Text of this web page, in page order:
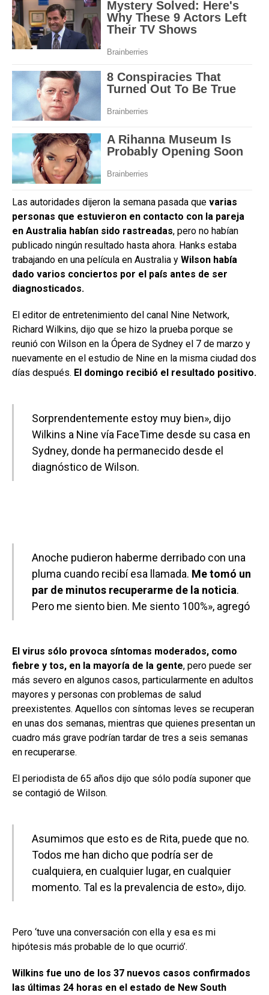
Las autoridades dijeron la semana pasada que varias
personas que estuvieron en contacto con la pareja
en Australia habían sido rastreadas, pero no habían
publicado ningún resultado hasta ahora. Hanks estaba
trabajando en una película en Australia y Wilson había
dado varios conciertos por el país antes de ser
diagnosticados.
El editor de entretenimiento del canal Nine Network,
Richard Wilkins, dijo que se hizo la prueba porque se
reunió con Wilson en la Ópera de Sydney el 7 de marzo y
nuevamente en el estudio de Nine en la misma ciudad dos
días después. El domingo recibió el resultado positivo.
Sorprendentemente estoy muy bien», dijo
Wilkins a Nine vía FaceTime desde su casa en
Sydney, donde ha permanecido desde el
diagnóstico de Wilson.
Anoche pudieron haberme derribado con una
pluma cuando recibí esa llamada. Me tomó un
par de minutos recuperarme de la noticia.
Pero me siento bien. Me siento 100%», agregó
El virus sólo provoca síntomas moderados, como
fiebre y tos, en la mayoría de la gente, pero puede ser
más severo en algunos casos, particularmente en adultos
mayores y personas con problemas de salud
preexistentes. Aquellos con síntomas leves se recuperan
en unas dos semanas, mientras que quienes presentan un
cuadro más grave podrían tardar de tres a seis semanas
en recuperarse.
El periodista de 65 años dijo que sólo podía suponer que
se contagió de Wilson.
Asumimos que esto es de Rita, puede que no.
Todos me han dicho que podría ser de
cualquiera, en cualquier lugar, en cualquier
momento. Tal es la prevalencia de esto», dijo.
Pero ‘tuve una conversación con ella y esa es mi
hipótesis más probable de lo que ocurrió’.
Wilkins fue uno de los 37 nuevos casos confirmados
las últimas 24 horas en el estado de New South